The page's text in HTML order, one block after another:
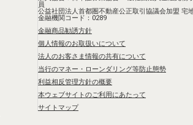
員
公益社団法人首都圏不動産公正取引協議会加盟
金融機関コード：0289
金融商品勧誘方針
個人情報のお取扱いについて
法人のお客さま情報の共有について
当行のマネー・ローンダリング等防止態勢
利益相反管理方針の概要
本ウェブサイトのご利用にあたって
サイトマップ